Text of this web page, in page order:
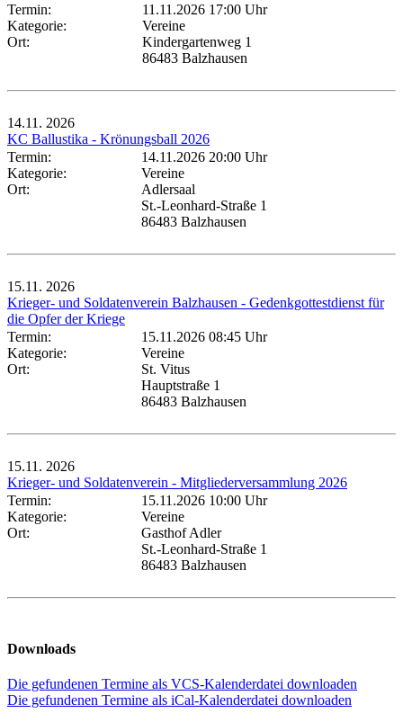
Termin:
11.11.2026 17:00 Uhr
Kategorie:
Vereine
Ort:
Kindergartenweg 1
86483 Balzhausen
14.11. 2026
KC Ballustika - Krönungsball 2026
Termin:
14.11.2026 20:00 Uhr
Kategorie:
Vereine
Ort:
Adlersaal
St.-Leonhard-Straße 1
86483 Balzhausen
15.11. 2026
Krieger- und Soldatenverein Balzhausen - Gedenkgottestdienst für
die Opfer der Kriege
Termin:
15.11.2026 08:45 Uhr
Kategorie:
Vereine
Ort:
St. Vitus
Hauptstraße 1
86483 Balzhausen
15.11. 2026
Krieger- und Soldatenverein - Mitgliederversammlung 2026
Termin:
15.11.2026 10:00 Uhr
Kategorie:
Vereine
Ort:
Gasthof Adler
St.-Leonhard-Straße 1
86483 Balzhausen
Downloads
Die gefundenen Termine als VCS-Kalenderdatei downloaden
Die gefundenen Termine als iCal-Kalenderdatei downloaden